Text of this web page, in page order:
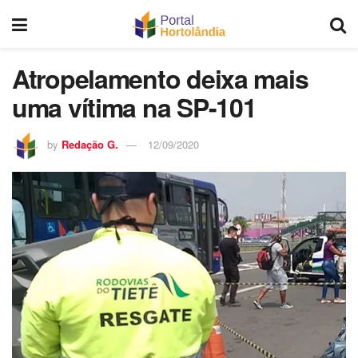
Atropelamento deixa mais
uma vítima na SP-101
by Redação G. 12/09/2020